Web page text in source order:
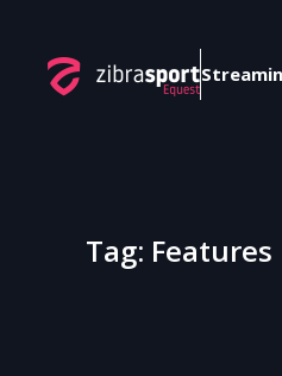
Skip to main
Tag: Features